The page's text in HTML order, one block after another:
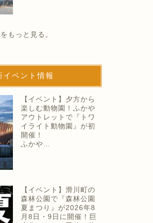
もっと見る。
イベント情報
【イベント】夕方から
楽しむ動物園！ふかや
アウトレットで『トワ
イライト動物園』が初
開催！
ふかや…
【イベント】滑川町の
森林公園で『森林公園
夏まつり』が2026年8
月8日・9日に開催！巨